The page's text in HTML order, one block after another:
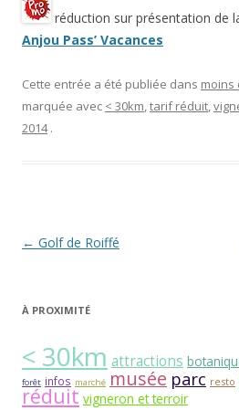
réduction sur présentation de
Anjou Pass’ Vacances
Cette entrée a été publiée dans moins
marquée avec < 30km,tarif réduit,
2014 .
Navigation
← Golf de Roiffé
À PROXIMITÉ
< 30km attractions
forêt infos marché musée parc resto
réduit vigneron et terroir